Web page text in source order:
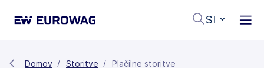
SI
Domov Storitve Plačilne storitve